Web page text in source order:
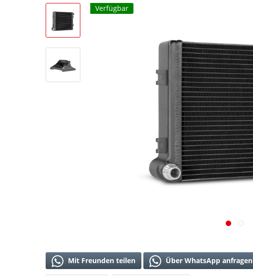
Verfügbar
Mit Freunden teilen Über WhatsApp anfragen